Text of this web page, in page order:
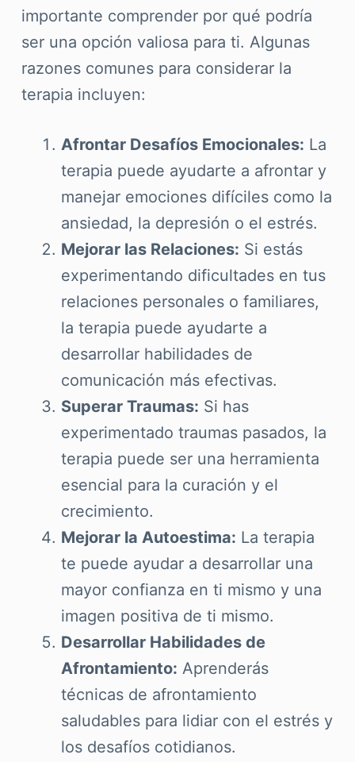
importante comprender por qué podría
ser una opción valiosa para ti. Algunas
razones comunes para considerar la
terapia incluyen:
Afrontar Desafíos Emocionales: La
terapia puede ayudarte a afrontar y
manejar emociones difíciles como la
ansiedad, la depresión o el estrés.
Mejorar las Relaciones: Si estás
experimentando dificultades en tus
relaciones personales o familiares,
la terapia puede ayudarte a
desarrollar habilidades de
comunicación más efectivas.
Superar Traumas: Si has
experimentado traumas pasados, la
terapia puede ser una herramienta
esencial para la curación y el
crecimiento.
Mejorar la Autoestima: La terapia
te puede ayudar a desarrollar una
mayor confianza en ti mismo y una
imagen positiva de ti mismo.
Desarrollar Habilidades de
Afrontamiento: Aprenderás
técnicas de afrontamiento
saludables para lidiar con el estrés y
los desafíos cotidianos.